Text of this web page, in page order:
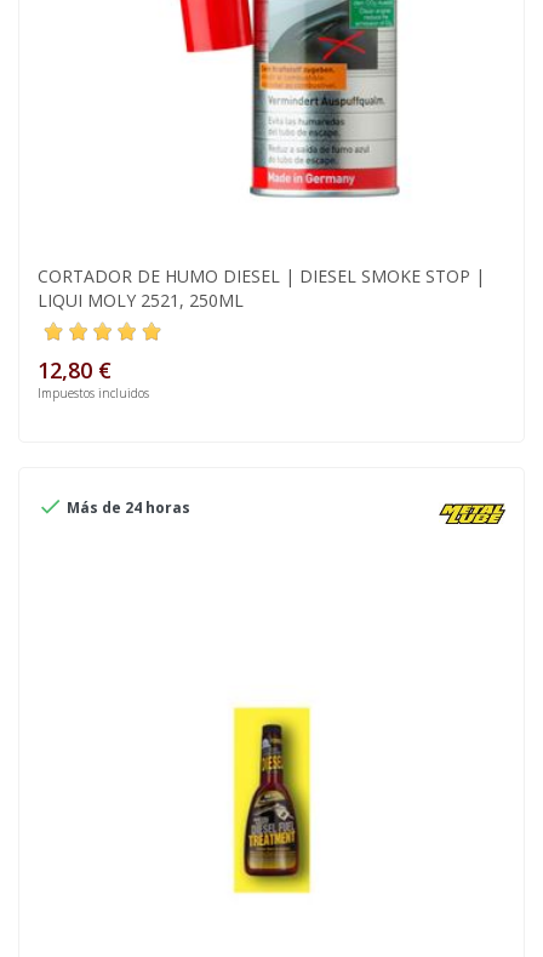
CORTADOR DE HUMO DIESEL | DIESEL SMOKE STOP |
LIQUI MOLY 2521, 250ML
12,80 €
Impuestos incluidos
 Más de 24 horas